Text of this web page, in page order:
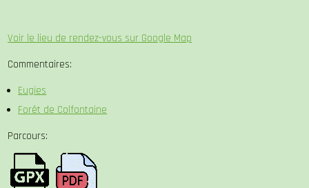
Voir le lieu de rendez-vous sur Google Map
Commentaires:
Eugies
Forêt de Colfontaine
Parcours: